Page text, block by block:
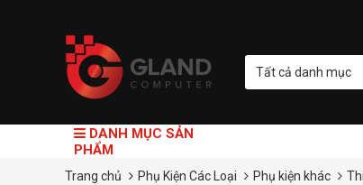
Tất cả danh mục
DANH MỤC SẢN
PHẨM
Trang chủ Phụ Kiện Các Loại Phụ kiện khác